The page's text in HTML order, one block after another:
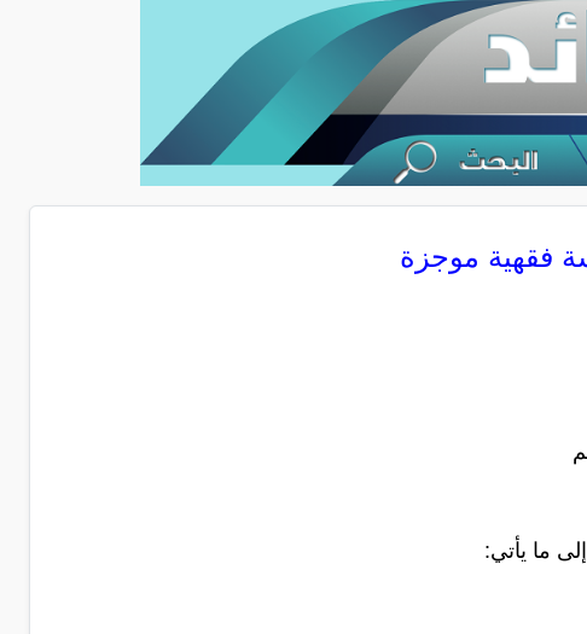
فقهية موجزة
ما يأتي: